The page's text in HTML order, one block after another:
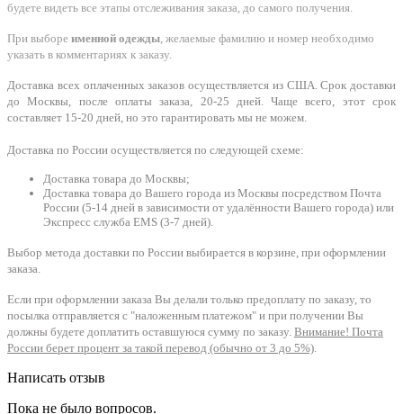
будете видеть все этапы отслеживания заказа, до самого получения.
При выборе именной одежды, желаемые фамилию и номер необходимо
указать в комментариях к заказу.
Доставка всех оплаченных заказов осуществляется из США. Срок доставки
до Москвы, после оплаты заказа, 20-25 дней. Чаще всего, этот срок
составляет 15-20 дней, но это гарантировать мы не можем.
Доставка по России осуществляется по следующей схеме:
Доставка товара до Москвы;
Доставка товара до Вашего города из Москвы посредством Почта
России (5-14 дней в зависимости от удалённости Вашего города) или
Экспресс служба EMS (3-7 дней).
Выбор метода доставки по России выбирается в корзине, при оформлении
заказа.
Если при оформлении заказа Вы делали только предоплату по заказу, то
посылка отправляется с "наложенным платежом" и при получении Вы
должны будете доплатить оставшуюся сумму по заказу. Внимание! Почта
России берет процент за такой перевод (обычно от 3 до 5%).
Написать отзыв
Пока не было вопросов.